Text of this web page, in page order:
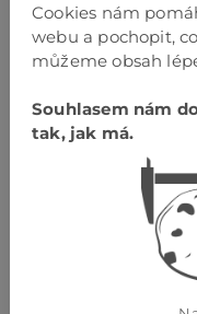
hrany profilu B
nastavení +/- 5 mm,
kulatý oblouk.
Vzorové
Cookies nám
webu a pochopit,
můžeme obsah
Souhlasem nám
tak, jak má.